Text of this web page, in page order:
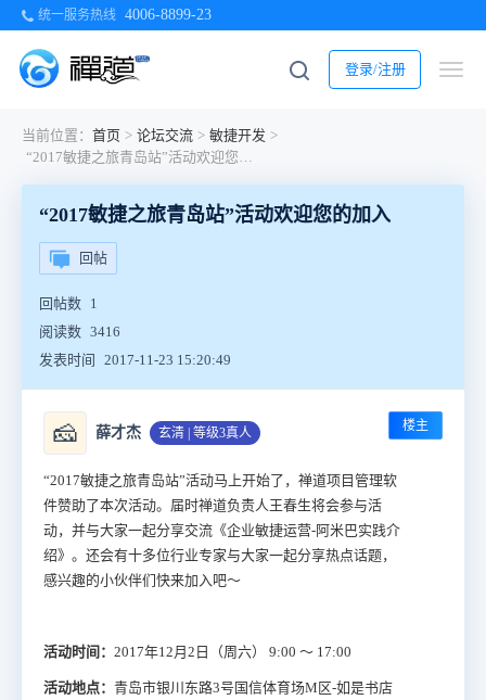
统一服务热线 4006-8899-23
登录/注册
当前位置： 首页 > 论坛交流 > 敏捷开发 >
“2017敏捷之旅青岛站”活动欢迎您的加入
“2017敏捷之旅青岛站”活动欢迎您的加入
回帖
回帖数 1
阅读数 3416
发表时间
2017-11-23 15:20:49
🧀 薛才杰 玄清 | 等级3真人 楼主
“2017敏捷之旅青岛站”活动马上开始了，禅道项目管理软
件赞助了本次活动。届时禅道负责人王春生将会参与活
动，并与大家一起分享交流《企业敏捷运营-阿米巴实践介
绍》。还会有十多位行业专家与大家一起分享热点话题，
感兴趣的小伙伴们快来加入吧～
活动时间： 2017年12月2日（周六） 9:00 ～ 17:00
活动地点： 青岛市银川东路3号国信体育场M区-如是书店